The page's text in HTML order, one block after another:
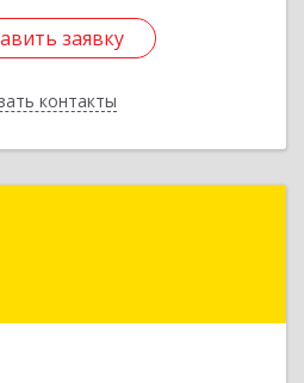
заявку
контакты
заявку
Назад
Абакан г, Вяткина ул, дом